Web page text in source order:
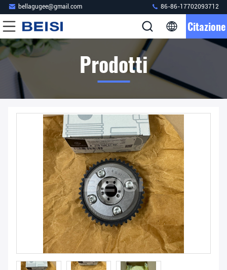
bellagugee@gmail.com 86-86-17702093712
Citazione
Prodotti